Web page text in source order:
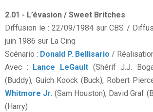
2.01 - L’évasion / Sweet Britches
Diffusion le : 22/09/1984 sur CBS /
juin 1986 sur La Cinq
Scénario : Donald P. Bellisario /
Avec : Lance LeGault(Shérif J.J.
(Buddy), Guich Koock (Buck), Robert
Whitmore Jr. (Sam Houston), David Graf
(Harry)